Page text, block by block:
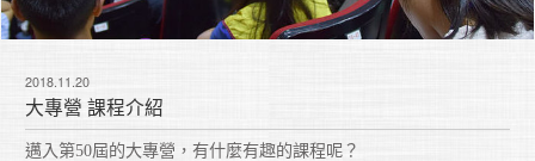
2018.11.20
大專營 課程介紹
邁入第50屆的大專營，有什麼有趣的課程呢？